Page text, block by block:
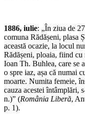
1886, iulie: „În ziua de
comuna Rădășeni, plasa
această ocazie, la locul
Rădășeni, ploaia, fiind cu
Ioan Th. Buhlea, care se
o spre iaz, așa că numai
moarte. Numita femeie,
cauza acestei întâmplări,
n.)” (România Liberă,
p. 1).